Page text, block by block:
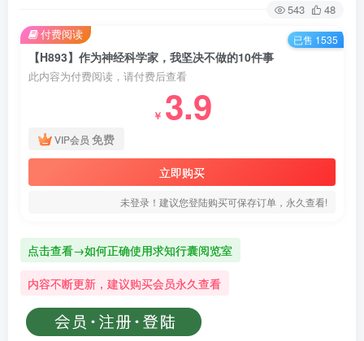
543 48
【H893】作为神经科学家，我坚决不做的10件事
此内容为付费阅读，请付费后查看
￥ 3.9
VIP会员 免费
立即购买
未登录！建议您登陆购买可保存订单，永久查看!
付费阅读 已售 1535
点击查看→如何正确使用求知行囊阅览室
内容不断更新，建议购买会员永久查看